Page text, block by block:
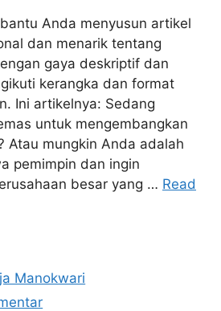
Anda menyusun artikel
dan menarik tentang
gaya deskriptif dan
kerangka dan format
Ini artikelnya: Sedang
untuk mengembangkan
Atau mungkin Anda adalah
pemimpin dan ingin
besar yang … Read
Manokwari